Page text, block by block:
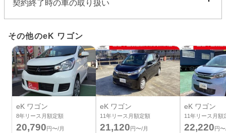
契約終了時の車の取り扱い
その他のeK ワゴン
eK ワゴン
8年リース月額定額
20,790円〜/月
eK ワゴン
11年リース月額定額
21,120円〜/月
eK ワゴン
11年リース月額
22,220円